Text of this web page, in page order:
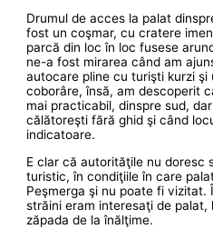
Drumul de acces la palat
fost un coşmar, cu cratere
parcă din loc în loc fusese
ne-a fost mirarea când am
autocare pline cu turişti kurzi şi
coborâre, însă, am descoperit
mai practicabil, dinspre sud,
călătoreşti fără ghid şi când
indicatoare.
E clar că autorităţile nu doresc
turistic, în condiţiile în care
Peşmerga şi nu poate fi vizitat.
străini eram interesaţi de palat,
zăpada de la înălţime.